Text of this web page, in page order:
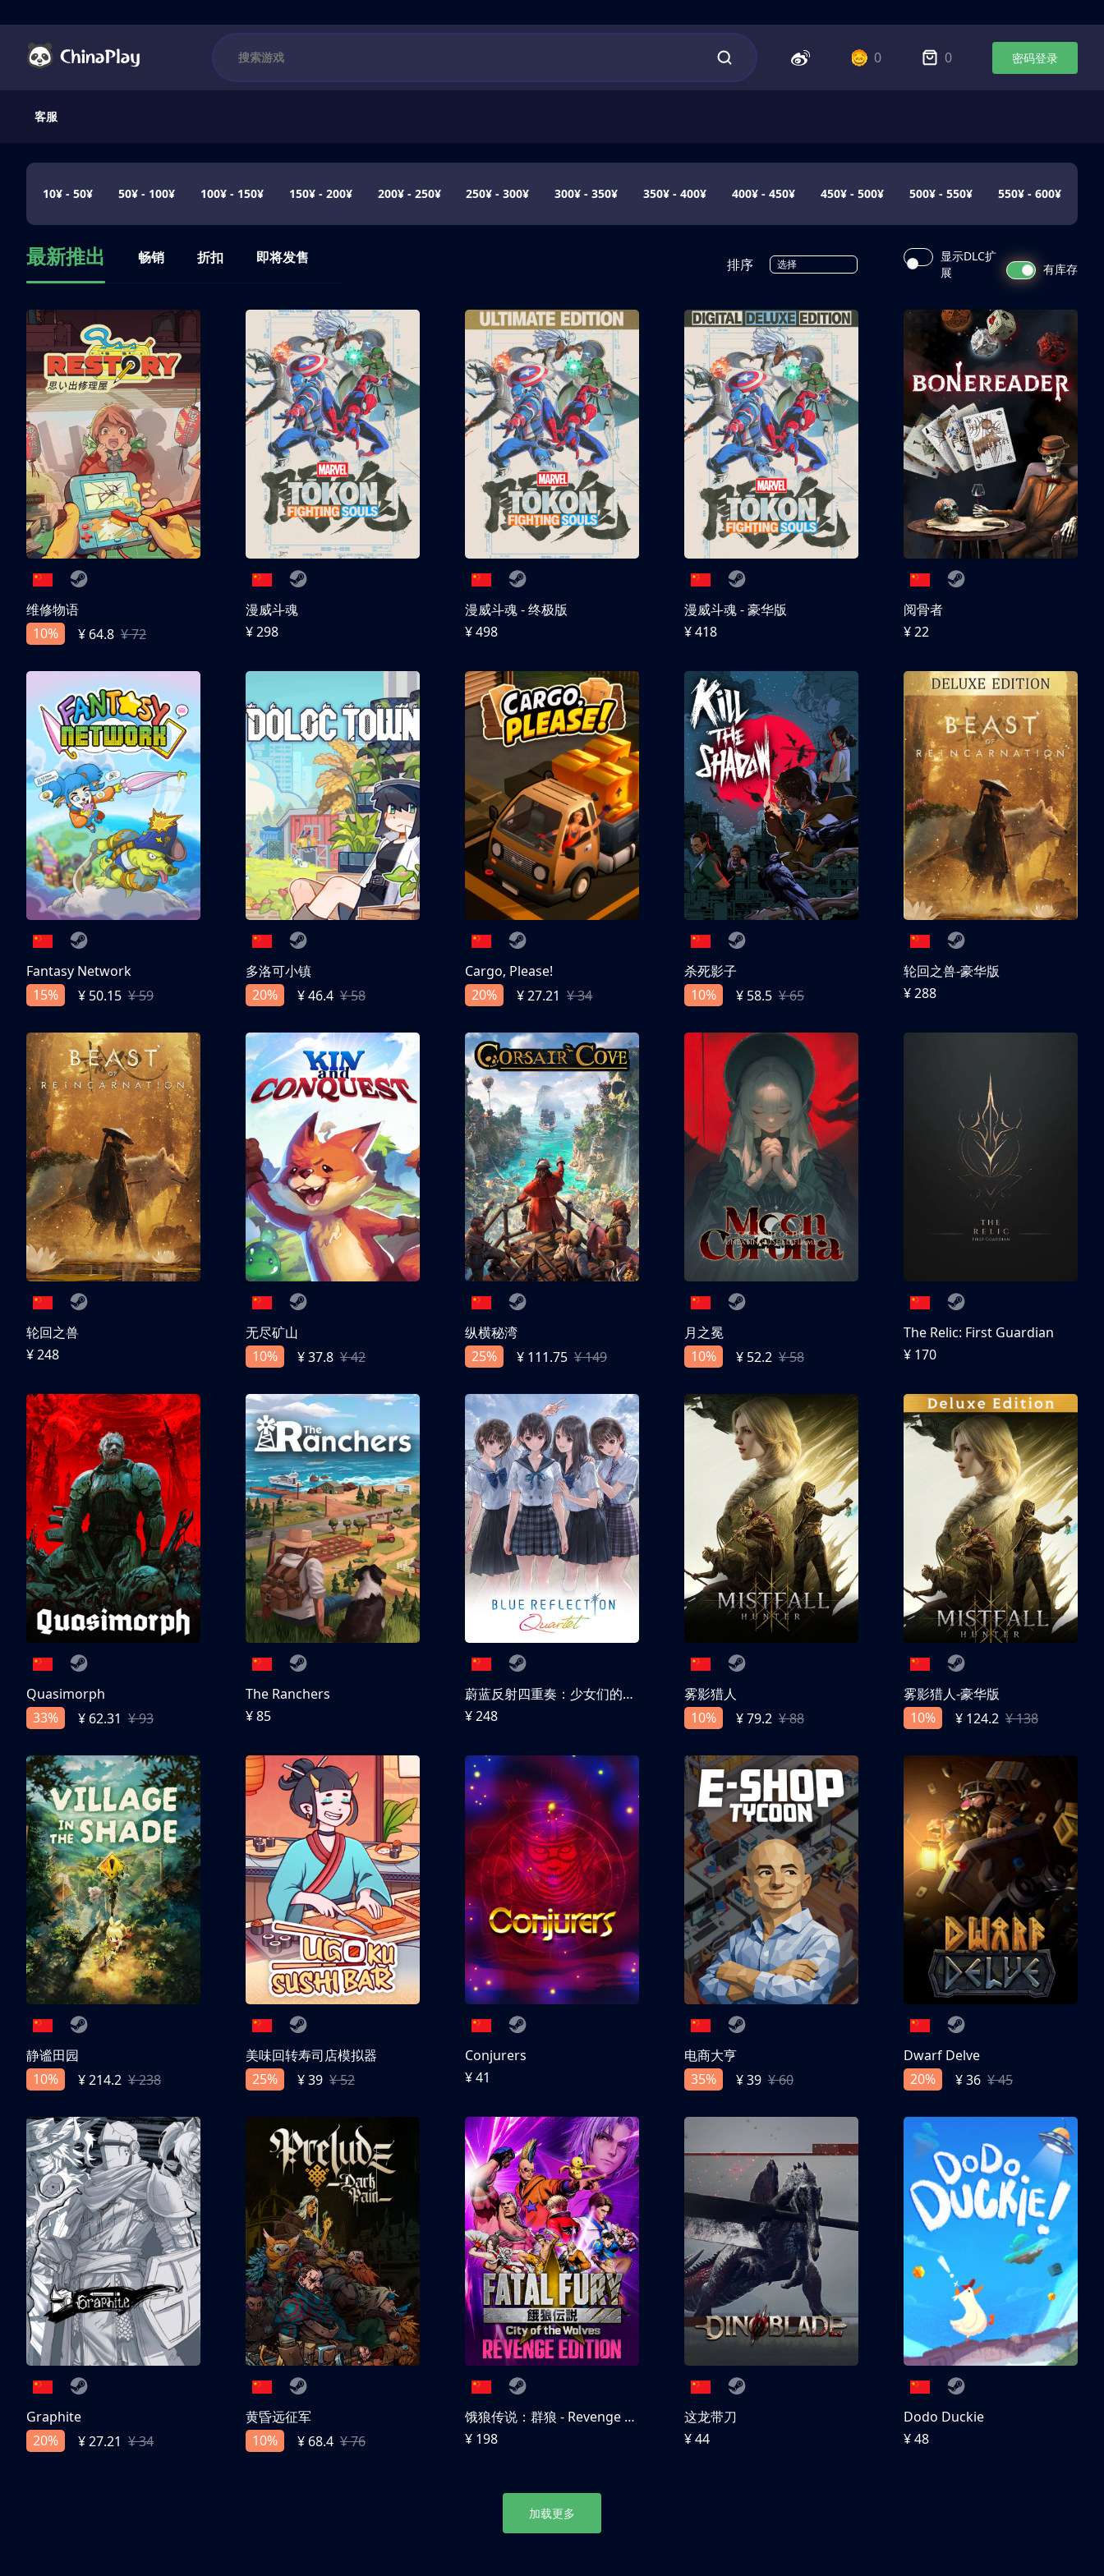
0 0 密码登录
客服
10¥ - 50¥ 50¥ - 100¥ 100¥ - 150¥ 150¥ - 200¥ 200¥ - 250¥ 250¥ - 300¥ 300¥ - 350¥ 350¥ - 400¥ 400¥ - 450¥ 450¥ - 500¥ 500¥ - 550¥ 550¥ - 600¥
最新推出 畅销 折扣 即将发售 排序 选择
显示DLC扩
展
有库存
维修物语
10%
¥ 64.8 ¥ 72
漫威斗魂
¥ 298
漫威斗魂 - 终极版
¥ 498
漫威斗魂 - 豪华版
¥ 418
阅骨者
¥ 22
Fantasy Network
15%
¥ 50.15 ¥ 59
多洛可小镇
20%
¥ 46.4 ¥ 58
Cargo, Please!
20%
¥ 27.21 ¥ 34
杀死影子
10%
¥ 58.5 ¥ 65
轮回之兽-豪华版
¥ 288
轮回之兽
¥ 248
无尽矿山
10%
¥ 37.8 ¥ 42
纵横秘湾
25%
¥ 111.75 ¥ 149
月之冕
10%
¥ 52.2 ¥ 58
The Relic: First Guardian
¥ 170
Quasimorph
33%
¥ 62.31 ¥ 93
The Ranchers
¥ 85
蔚蓝反射四重奏：少女们的奇迹
¥ 248
雾影猎人
10%
¥ 79.2 ¥ 88
雾影猎人-豪华版
10%
¥ 124.2 ¥ 138
静谧田园
10%
¥ 214.2 ¥ 238
美味回转寿司店模拟器
25%
¥ 39 ¥ 52
Conjurers
¥ 41
电商大亨
35%
¥ 39 ¥ 60
Dwarf Delve
20%
¥ 36 ¥ 45
Graphite
20%
¥ 27.21 ¥ 34
黄昏远征军
10%
¥ 68.4 ¥ 76
饿狼传说：群狼 - Revenge Edition
¥ 198
这龙带刀
¥ 44
Dodo Duckie
¥ 48
加载更多